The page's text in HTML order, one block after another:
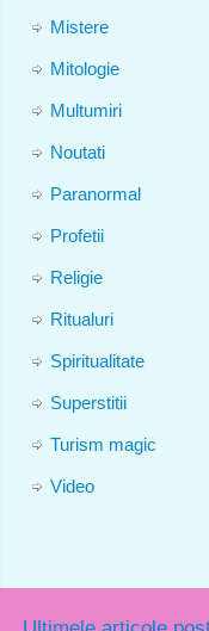
Mistere
Mitologie
Multumiri
Noutati
Paranormal
Profetii
Religie
Ritualuri
Spiritualitate
Superstitii
Turism magic
Video